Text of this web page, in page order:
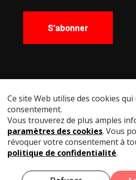
S'abonner
Instagram
LinkedIn
confidentialité
Conditions